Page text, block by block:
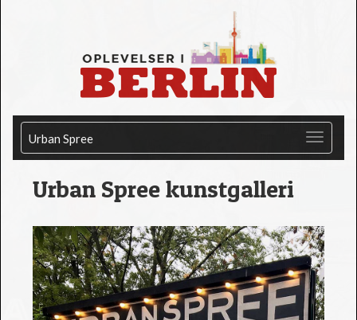
Urban Spree
Urban Spree kunstgalleri